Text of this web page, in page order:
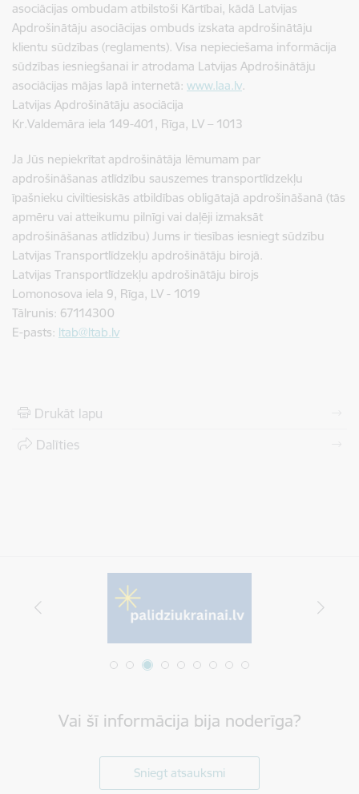
asociācijas ombudam atbilstoši Kārtībai, kādā Latvijas
Apdrošinātāju asociācijas ombuds izskata apdrošinātāju
klientu sūdzības (reglaments). Visa nepieciešama informācija
sūdzības iesniegšanai ir atrodama Latvijas Apdrošinātāju
asociācijas mājas lapā internetā: www.laa.lv.
Latvijas Apdrošinātāju asociācija
Kr.Valdemāra iela 149-401, Rīga, LV – 1013
Ja Jūs nepiekrītat apdrošinātāja lēmumam par
apdrošināšanas atlīdzību sauszemes transportlīdzekļu
īpašnieku civiltiesiskās atbildības obligātajā apdrošināšanā (tās
apmēru vai atteikumu pilnīgi vai daļēji izmaksāt
apdrošināšanas atlīdzību) Jums ir tiesības iesniegt sūdzību
Latvijas Transportlīdzekļu apdrošinātāju birojā.
Latvijas Transportlīdzekļu apdrošinātāju birojs
Lomonosova iela 9, Rīga, LV - 1019
Tālrunis: 67114300
E-pasts: ltab@ltab.lv
Drukāt lapu
Dalīties
Vai šī informācija bija noderīga?
Sniegt atsauksmi